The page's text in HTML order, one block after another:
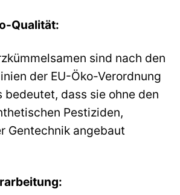
Qualität:
sind nach den
der EU-Öko-Verordnung
dass sie ohne den
Pestiziden,
Gentechnik angebaut